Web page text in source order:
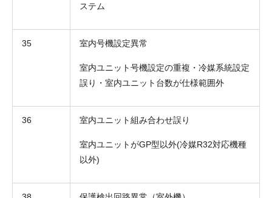
ステム
35 室内号機設定異常
室内ユニット号機設定の重複・冷媒系統設定
誤り・室内ユニット台数が仕様範囲外
36 室内ユニット組み合わせ誤り
室内ユニットがGP型以外(冷媒R32対応機種
以外)